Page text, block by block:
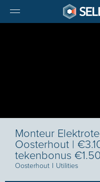
Monteur
Oosterhout |
tekenbonus
Oosterhout I Utilities